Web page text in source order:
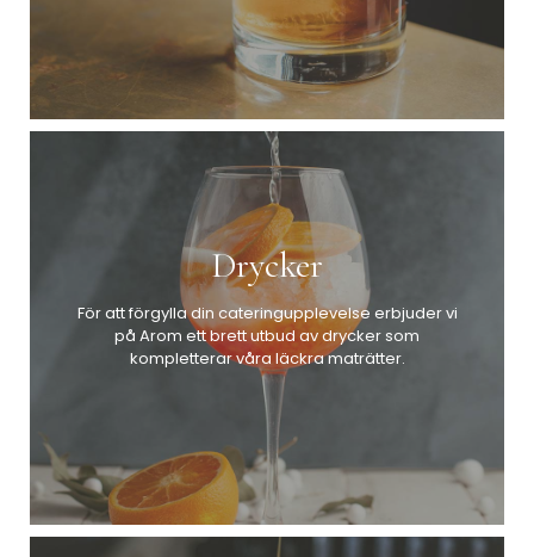
Drycker
För att förgylla din cateringupplevelse erbjuder vi
på Arom ett brett utbud av drycker som
kompletterar våra läckra maträtter.